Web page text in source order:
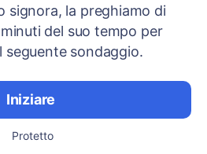
signora, la preghiamo di
del suo tempo per
seguente sondaggio.
Iniziare
Protetto